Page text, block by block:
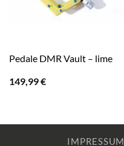
Pedale DMR Vault – lime
149,99€
IMPRESSUM